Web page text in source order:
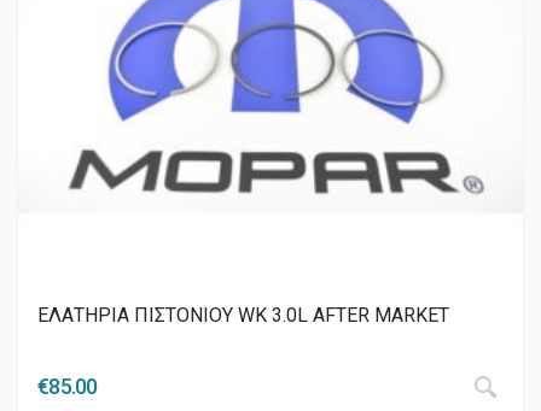
ΕΛΑΤΗΡΙΑ ΠΙΣΤΟΝΙΟΥ WK 3.0L AFTER MARKET
€85.00